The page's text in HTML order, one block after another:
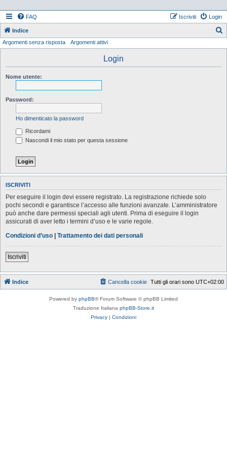
FAQ Login
Iscriviti
Indice
Argomenti senza risposta Argomenti attivi
Login
Nome utente:
Password:
Ho dimenticato la password
Ricordami
Nascondi il mio stato per questa sessione
ISCRIVITI
Per eseguire il login devi essere registrato. La registrazione richiede solo
pochi secondi e garantisce l’accesso alle funzioni avanzate. L’amministratore
può anche dare permessi speciali agli utenti. Prima di eseguire il login
assicurati di aver letto i termini d’uso e le varie regole.
Condizioni d’uso | Trattamento dei dati personali
Iscriviti
Indice Tutti gli orari sono UTC+02:00
Cancella cookie
Powered by phpBB® Forum Software © phpBB Limited
Traduzione Italiana phpBB-Store.it
Privacy | Condizioni